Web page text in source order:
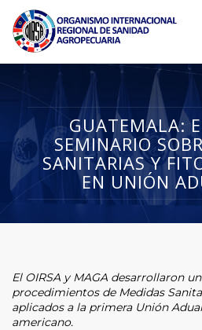
GUATEMALA:
SEMINARIO
SANITARIAS Y
EN UNIÓN
El OIRSA y MAGA desarrollaron
procedimientos de Medidas
aplicados a la primera Unión
americano.